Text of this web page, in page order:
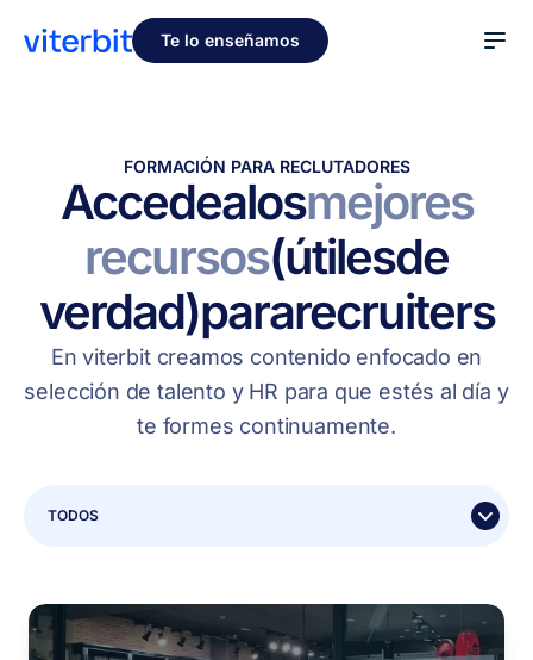
Te lo enseñamos
FORMACIÓN PARA RECLUTADORES
Accedealosmejores
recursos(útilesde
verdad)pararecruiters
En viterbit creamos contenido enfocado en
selección de talento y HR para que estés al día y
te formes continuamente.
TODOS